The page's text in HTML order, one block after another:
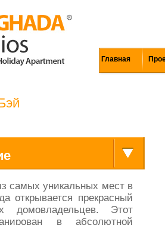
Главная
самых уникальных мест в
открывается прекрасный
Этот
в абсолютной
природой. Mesca
типами квартир: